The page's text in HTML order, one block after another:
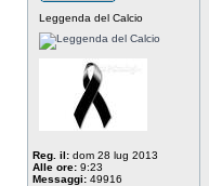
Leggenda del Calcio
Reg. il: dom 28 lug 2013
Alle ore: 9:23
Messaggi: 49916